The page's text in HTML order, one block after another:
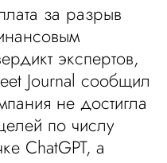
за разрыв
экспертов,
Journal сообщил
не достигла
по числу
ChatGPT, а